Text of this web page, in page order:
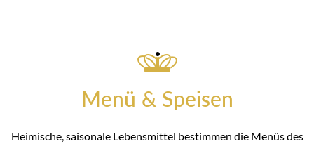
Menü & Speisen
Heimische, saisonale Lebensmittel bestimmen die Menüs des